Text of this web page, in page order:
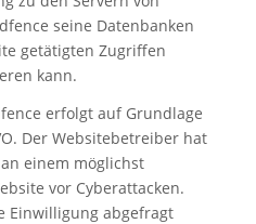
seine Datenbanken
getätigten Zugriffen
kann.
erfolgt auf Grundlage
Der Websitebetreiber hat
einem möglichst
vor Cyberattacken.
Einwilligung abgefragt